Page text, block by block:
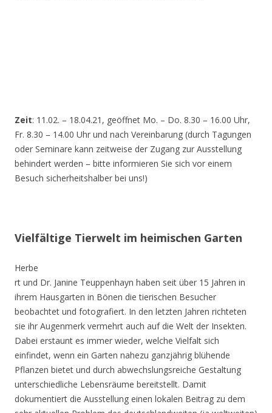
Zeit: 11.02. – 18.04.21, geöffnet Mo. – Do. 8.30 – 16.00 Uhr,
Fr. 8.30 – 14.00 Uhr und nach Vereinbarung (durch Tagungen
oder Seminare kann zeitweise der Zugang zur Ausstellung
behindert werden – bitte informieren Sie sich vor einem
Besuch sicherheitshalber bei uns!)
Vielfältige Tierwelt im heimischen Garten
Herbe
rt und Dr. Janine Teuppenhayn haben seit über 15 Jahren in
ihrem Hausgarten in Bönen die tierischen Besucher
beobachtet und fotografiert. In den letzten Jahren richteten
sie ihr Augenmerk vermehrt auch auf die Welt der Insekten.
Dabei erstaunt es immer wieder, welche Vielfalt sich
einfindet, wenn ein Garten nahezu ganzjährig blühende
Pflanzen bietet und durch abwechslungsreiche Gestaltung
unterschiedliche Lebensräume bereitstellt. Damit
dokumentiert die Ausstellung einen lokalen Beitrag zu dem